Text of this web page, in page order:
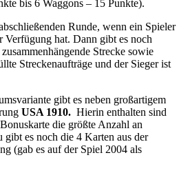
bis 6 Waggons – 15 Punkte).
Runde, wenn ein Spieler
Verfügung hat. Dann gibt es noch
Strecke sowie
Streckenaufträge und der Sieger ist
gibt es neben großartigem
USA 1910. Hierin enthalten sind
die größte Anzahl an
gibt es noch die 4 Karten aus der
(gab es auf der Spiel 2004 als